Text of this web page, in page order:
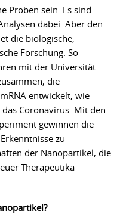
Proben sein. Es sind
dabei. Aber den
die biologische,
Forschung. So
mit der Universität
die
entwickelt, wie
Coronavirus. Mit den
gewinnen die
zu
der Nanopartikel, die
Therapeutika